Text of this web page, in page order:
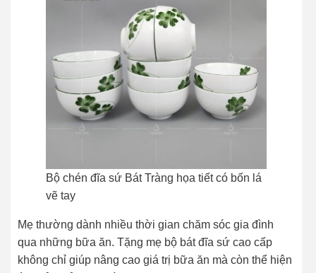
Bộ chén đĩa sứ Bát Tràng họa tiết có bốn lá
vẽ tay
Mẹ thường dành nhiều thời gian chăm sóc gia đình
qua những bữa ăn. Tặng mẹ bộ bát đĩa sứ cao cấp
không chỉ giúp nâng cao giá trị bữa ăn mà còn thể hiện